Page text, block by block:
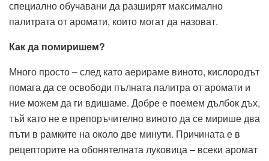
специално обучавани да разширят максимално
палитрата от аромати, които могат да назоват.
Как да помиришем?
Много просто – след като аерираме виното, кислородът
помага да се освободи пълната палитра от аромати и
ние можем да ги вдишаме. Добре е поемем дълбок дъх,
тъй като не е препоръчително виното да се мирише два
пъти в рамките на около две минути. Причината е в
рецепторите на обонятелната луковица – всеки аромат